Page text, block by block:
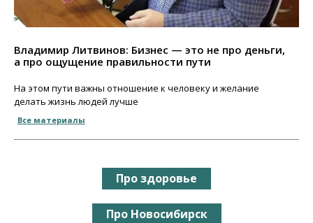
Владимир Литвинов: Бизнес — это не про деньги,
а про ощущение правильности пути
На этом пути важны отношение к человеку и желание
делать жизнь людей лучше
Все материалы
Про здоровье
Про Новосибирск